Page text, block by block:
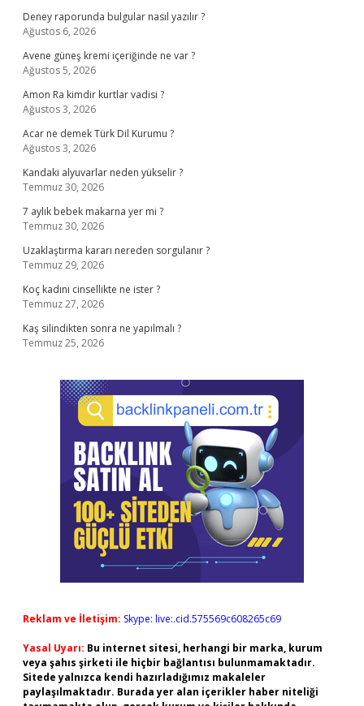
Deney raporunda bulgular nasıl yazılır ?
Ağustos 6, 2026
Avene güneş kremi içeriğinde ne var ?
Ağustos 5, 2026
Amon Ra kimdir kurtlar vadisi ?
Ağustos 3, 2026
Acar ne demek Türk Dil Kurumu ?
Ağustos 3, 2026
Kandaki alyuvarlar neden yükselir ?
Temmuz 30, 2026
7 aylık bebek makarna yer mi ?
Temmuz 30, 2026
Uzaklaştırma kararı nereden sorgulanır ?
Temmuz 29, 2026
Koç kadını cinsellikte ne ister ?
Temmuz 27, 2026
Kaş silindikten sonra ne yapılmalı ?
Temmuz 25, 2026
Reklam ve İletişim: Skype: live:.cid.575569c608265c69
Yasal Uyarı: Bu internet sitesi, herhangi bir marka, kurum
veya şahıs şirketi ile hiçbir bağlantısı bulunmamaktadır.
Sitede yalnızca kendi hazırladığımız makaleler
paylaşılmaktadır. Burada yer alan içerikler haber niteliği